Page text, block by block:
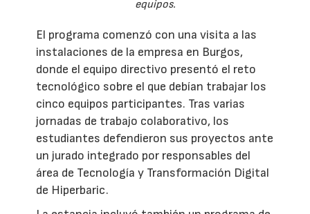
equipos.
El programa comenzó con una visita a las
instalaciones de la empresa en Burgos,
donde el equipo directivo presentó el reto
tecnológico sobre el que debían trabajar los
cinco equipos participantes. Tras varias
jornadas de trabajo colaborativo, los
estudiantes defendieron sus proyectos ante
un jurado integrado por responsables del
área de Tecnología y Transformación Digital
de Hiperbaric.